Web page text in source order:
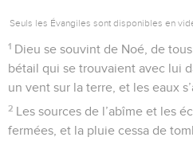
Seuls les Évangiles sont disponibles en
1 Dieu se souvint de Noé, de
bétail qui se trouvaient avec lui
un vent sur la terre, et les eaux
2 Les sources de l’abîme et les
fermées, et la pluie cessa de